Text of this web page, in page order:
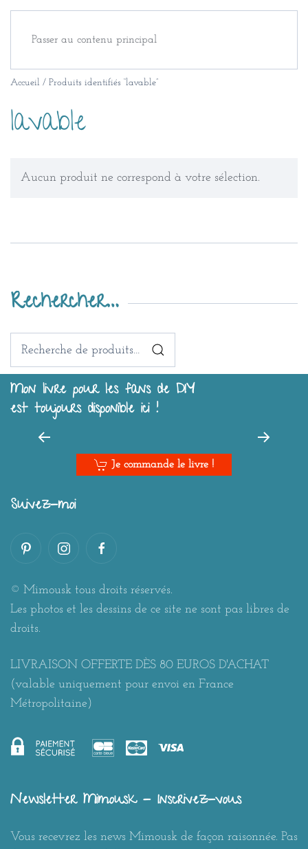
Passer au contenu principal
Accueil / Produits identifiés “lavable”
lavable
Aucun produit ne correspond à votre sélection.
Rechercher…
Recherche
Mon livre pour les fans de DIY
est toujours disponible ici !
Je commande le livre !
Suivez-moi
© Mimousk tous droits réservés.
Les photos et les dessins de ce site ne sont pas libres de
droits.
LIVRAISON OFFERTE DÈS 80 EUROS D'ACHAT
(valable uniquement pour envoi en France
Métropolitaine)
Newsletter Mimousk - Inscrivez-vous
Vous recevrez les news Mimousk de façon raisonnée. Pas